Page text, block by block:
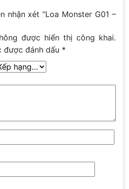
nhận xét “Loa Monster G01 –
được hiển thị công khai.
được đánh dấu *